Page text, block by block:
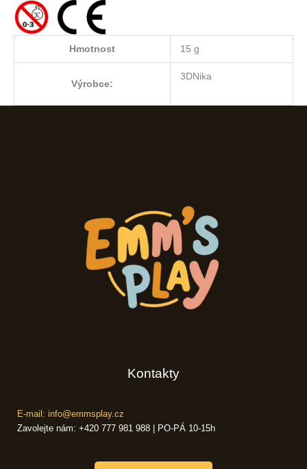
Hmotnost 15 g
Výrobce:
3DNika
Kontakty
E-mail: info@emmsplay.cz
Zavolejte nám: +420 777 981 988 | PO-PÁ 10-15h